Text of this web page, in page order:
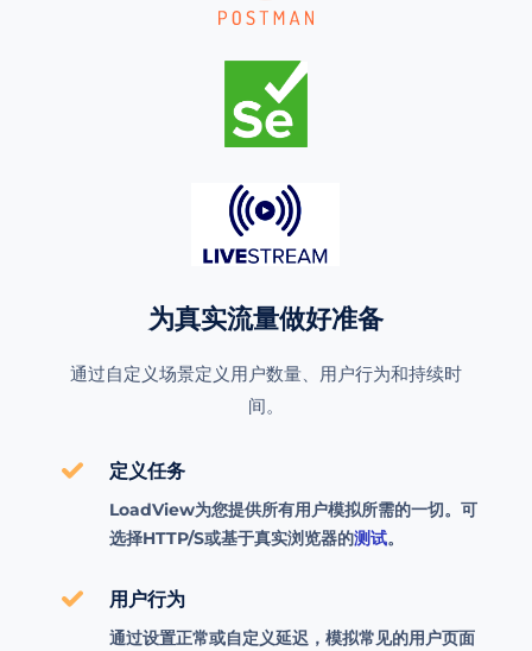
为真实流量做好准备
通过自定义场景定义用户数量、用户行为和持续时
间。
定义任务
LoadView为您提供所有用户模拟所需的一切。可
选择HTTP/S或基于真实浏览器的测试。
用户行为
通过设置正常或自定义延迟，模拟常见的用户页面